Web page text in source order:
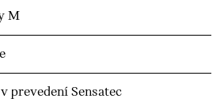
M
prevedení Sensatec